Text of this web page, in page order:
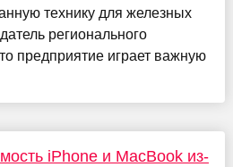
технику для железных
регионального
предприятие играет важную
iPhone и MacBook из-